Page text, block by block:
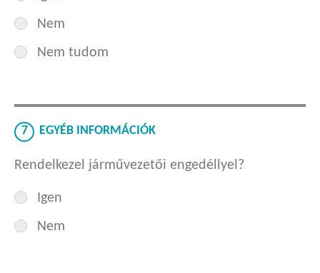
Nem
Nem tudom
7 EGYÉB INFORMÁCIÓK
Rendelkezel járművezetői engedéllyel?
Igen
Nem